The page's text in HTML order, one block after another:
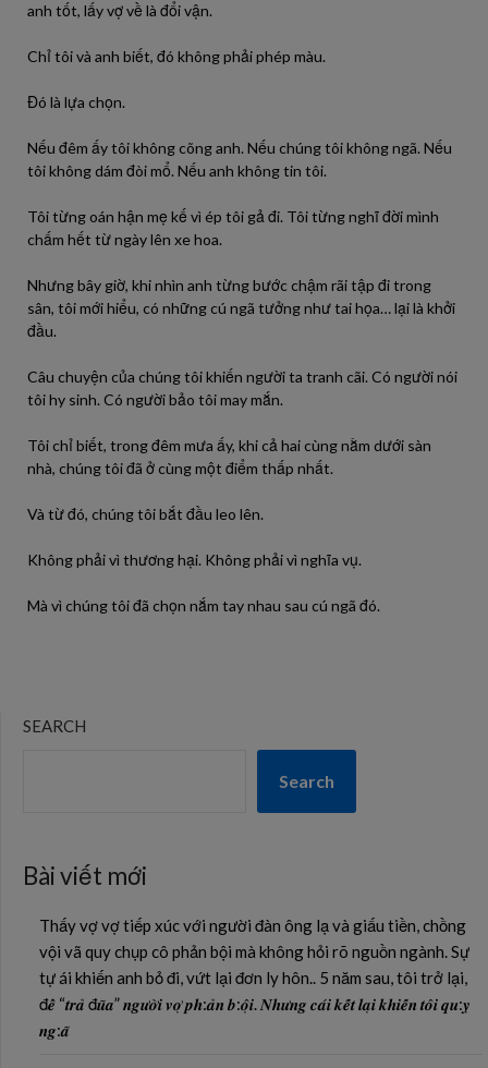
anh tốt, lấy vợ về là đổi vận.
Chỉ tôi và anh biết, đó không phải phép màu.
Đó là lựa chọn.
Nếu đêm ấy tôi không cõng anh. Nếu chúng tôi không ngã. Nếu
tôi không dám đòi mổ. Nếu anh không tin tôi.
Tôi từng oán hận mẹ kế vì ép tôi gả đi. Tôi từng nghĩ đời mình
chấm hết từ ngày lên xe hoa.
Nhưng bây giờ, khi nhìn anh từng bước chậm rãi tập đi trong
sân, tôi mới hiểu, có những cú ngã tưởng như tai họa… lại là khởi
đầu.
Câu chuyện của chúng tôi khiến người ta tranh cãi. Có người nói
tôi hy sinh. Có người bảo tôi may mắn.
Tôi chỉ biết, trong đêm mưa ấy, khi cả hai cùng nằm dưới sàn
nhà, chúng tôi đã ở cùng một điểm thấp nhất.
Và từ đó, chúng tôi bắt đầu leo lên.
Không phải vì thương hại. Không phải vì nghĩa vụ.
Mà vì chúng tôi đã chọn nắm tay nhau sau cú ngã đó.
SEARCH
Search
Bài viết mới
Thấy vợ vợ tiếp xúc với người đàn ông lạ và giấu tiền, chồng
vội vã quy chụp cô phản bội mà không hỏi rõ nguồn ngành. Sự
tự ái khiến anh bỏ đi, vứt lại đơn ly hôn.. 5 năm sau, tôi trở lại,
đ𝒆̂̉ “𝒕𝒓𝒂̉ đ𝒖̃𝒂” 𝒏𝒈𝒖̛𝒐̛̀𝒊 𝒗𝒐̛̣ 𝒑𝒉:𝒂̉𝒏 𝒃:𝒐̣̂𝒊. 𝑵𝒉𝒖̛𝒏𝒈 𝒄𝒂́𝒊 𝒌𝒆̂́𝒕 𝒍𝒂̣𝒊 𝒌𝒉𝒊𝒆̂́𝒏 𝒕𝒐̂𝒊 𝒒𝒖:𝒚̣
𝒏𝒈:𝒂̃